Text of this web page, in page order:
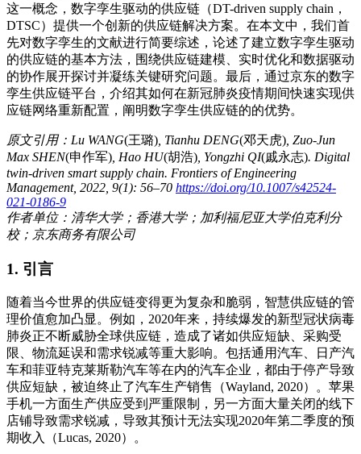
这一概念，数字孪生驱动的供应链（DT-driven supply chain，
DTSC）提供一个创新的供应链解决方案。在本文中，我们首
先对数字孪生的文献进行简要综述，论述了建立数字孪生驱动
的供应链的基本方法，围绕供应链建模、实时优化和数据驱动
的协作展开探讨并凝练关键研究问题。最后，通过京东的数字
孪生供应链平台，介绍其如何在新冠肺炎疫情期间快速实现供
应链网络重新配置，阐明数字孪生供应链的的优势。
原文引用：Lu WANG(王璐) , Tianhu DENG(邓天虎) , Zuo-Jun
Max SHEN(申作军) , Hao HU(胡浩) , Yongzhi QI(戚永志). Digital
twin-driven smart supply chain. Frontiers of Engineering
Management, 2022, 9(1): 56‒70 https://doi.org/10.1007/s42524-
021-0186-9
作者单位：清华大学；香港大学；加利福尼亚大学伯克利分
校；京东商务有限公司
1. 引言
随着当今世界的供应链变得更为复杂和脆弱，智慧供应链的管
理价值愈加凸显。例如，2020年来，持续爆发的新型冠状病毒
肺炎正不断威胁全球供应链，造成了诸如供应短缺、采购受
限、物流延误和需求锐减等重大影响。包括通用汽车、日产汽
车和菲亚特克莱斯勒汽车等在内的汽车企业，都由于停产导致
供应短缺，被迫终止了汽车生产销售（Wayland, 2020）。苹果
手机一方面生产供应受到严重限制，另一方面大量关闭的线下
店铺导致需求锐减，导致其预计无法实现2020年第二季度的预
期收入（Lucas, 2020）。